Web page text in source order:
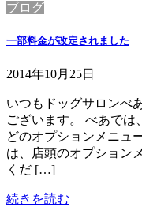
ブログ
一部料金が改定されました
2014年10月25日
いつもドッグサロンべ
ございます。 べあでは
どのオプションメニュ
は、店頭のオプション
くだ […]
続きを読む